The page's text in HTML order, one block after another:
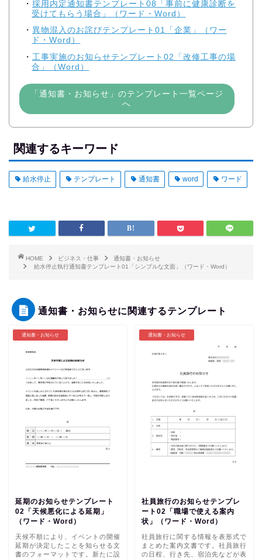
採用内定通知書テンプレート08「事前に健康診断を
受けてもらう場合」（ワード・Word）
異物混入のお詫びテンプレート01「企業」（ワー
ド・Word）
工事実施のお知らせテンプレート02「改修工事の場
合」（Word）
「通知書・お知らせ」のテンプレート一覧ページ
へ
関連するキーワード
給水停止 テンプレート 通知書 word ワード
HOME ビジネス・仕事
通知書・お知らせ
給水停止執行通知書テンプレート01「シンプルな文面」（ワード・Word）
通知書・お知らせに関連するテンプレート
通知書・お知らせ
延期のお知らせテンプレート
02「天候悪化による延期」
（ワード・Word）
天候不順により、イベントの開催
延期が決定したことを知らせる文
書のフォーマットです。新たに設
通知書・お知らせ
社員旅行のお知らせテンプレ
ート02「職場で使える案内
状」（ワード・Word）
社員旅行に関する情報を表形式で
まとめた案内文書です。社員旅行
の日程、行き先、宿泊先などが表